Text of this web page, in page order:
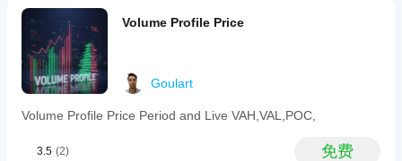
✅ 操作灵活性
多资产 - 支持外汇和商品
可配置交易时间 - 仅在优化时间内运行
助于
了解
其在
真实
使用
中的
现。
Volume Profile Price
Goulart
Volume Profile Price Period and Live VAH,VAL,POC,
3.5 (2) 免费